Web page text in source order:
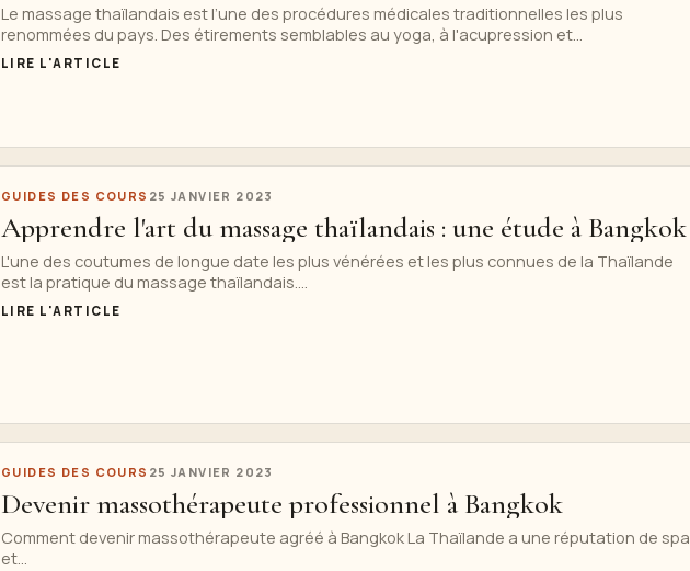
Le massage thaïlandais est l’une des procédures médicales traditionnelles les plus
renommées du pays. Des étirements semblables au yoga, à l'acupression et...
LIRE L'ARTICLE
GUIDES DES COURS 25 JANVIER 2023
Apprendre l'art du massage thaïlandais : une étude à Bangkok
L'une des coutumes de longue date les plus vénérées et les plus connues de la Thaïlande
est la pratique du massage thaïlandais....
LIRE L'ARTICLE
GUIDES DES COURS 25 JANVIER 2023
Devenir massothérapeute professionnel à Bangkok
Comment devenir massothérapeute agréé à Bangkok La Thaïlande a une réputation de spa
et...